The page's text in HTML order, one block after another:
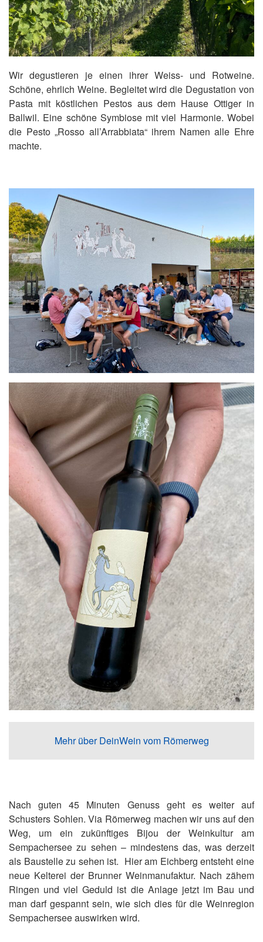
Wir degustieren je einen ihrer Weiss- und Rotweine.
Schöne, ehrlich Weine. Begleitet wird die Degustation von
Pasta mit köstlichen Pestos aus dem Hause Ottiger in
Ballwil. Eine schöne Symbiose mit viel Harmonie. Wobei
die Pesto „Rosso all’Arrabbiata“ ihrem Namen alle Ehre
machte.
Mehr über DeinWein vom Römerweg
Nach guten 45 Minuten Genuss geht es weiter auf
Schusters Sohlen. Via Römerweg machen wir uns auf den
Weg, um ein zukünftiges Bijou der Weinkultur am
Sempachersee zu sehen – mindestens das, was derzeit
als Baustelle zu sehen ist. Hier am Eichberg entsteht eine
neue Kelterei der Brunner Weinmanufaktur. Nach zähem
Ringen und viel Geduld ist die Anlage jetzt im Bau und
man darf gespannt sein, wie sich dies für die Weinregion
Sempachersee auswirken wird.